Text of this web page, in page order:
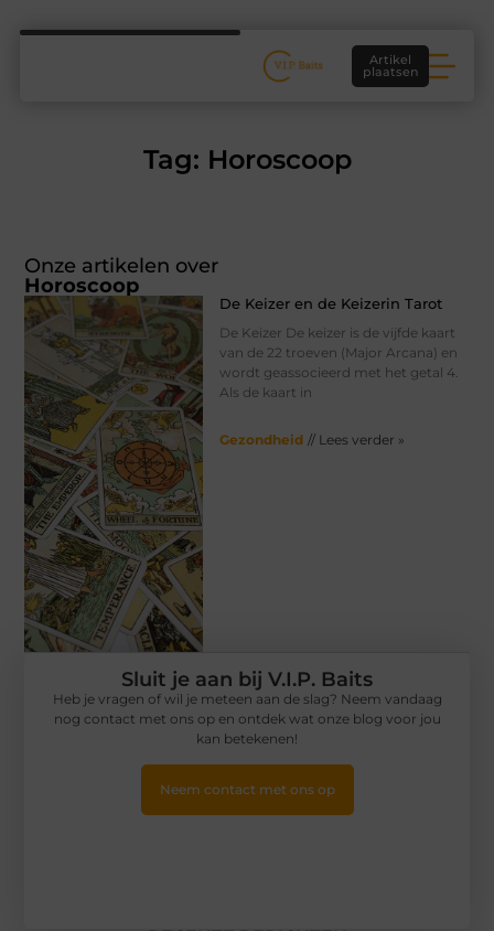
Artikel
plaatsen
Tag: Horoscoop
Onze artikelen over
Horoscoop
De Keizer en de Keizerin Tarot
De Keizer De keizer is de vijfde kaart
van de 22 troeven (Major Arcana) en
wordt geassocieerd met het getal 4.
Als de kaart in
Gezondheid // Lees verder »
Sluit je aan bij V.I.P. Baits
Heb je vragen of wil je meteen aan de slag? Neem vandaag
nog contact met ons op en ontdek wat onze blog voor jou
kan betekenen!
Neem contact met ons op